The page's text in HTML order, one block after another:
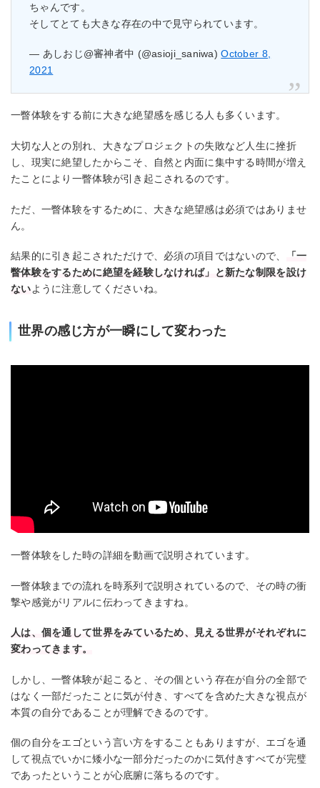
ちゃんです。
そしてとても大きな存在の中で見守られています。
— あしおじ@審神者中 (@asioji_saniwa)October 8,
2021
一瞥体験をする前に大きな絶望感を感じる人も多くいます。
大切な人との別れ、大きなプロジェクトの失敗など人生に挫折
し、現実に絶望したからこそ、自然と内面に集中する時間が増え
たことにより一瞥体験が引き起こされるのです。
ただ、一瞥体験をするために、大きな絶望感は必須ではありませ
ん。
結果的に引き起こされただけで、必須の項目ではないので、
「一
瞥体験をするために絶望を経験しなければ」と新たな制限を設け
ないように注意してくださいね。
世界の感じ方が一瞬にして変わった
一瞥体験をした時の詳細を動画で説明されています。
一瞥体験までの流れを時系列で説明されているので、その時の衝
撃や感覚がリアルに伝わってきますね。
人は、個を通して世界をみているため、見える世界がそれぞれに
変わってきます。
しかし、一瞥体験が起こると、その個という存在が自分の全部で
はなく一部だったことに気が付き、すべてを含めた大きな視点が
本質の自分であることが理解できるのです。
個の自分をエゴという言い方をすることもありますが、エゴを通
して視点でいかに矮小な一部分だったのかに気付きすべてが完璧
であったということが心底腑に落ちるのです。